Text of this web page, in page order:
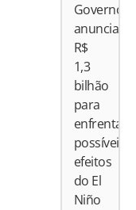
Governo
anuncia
R$
1,3
bilhão
para
enfrentar
possíveis
efeitos
do El
Niño